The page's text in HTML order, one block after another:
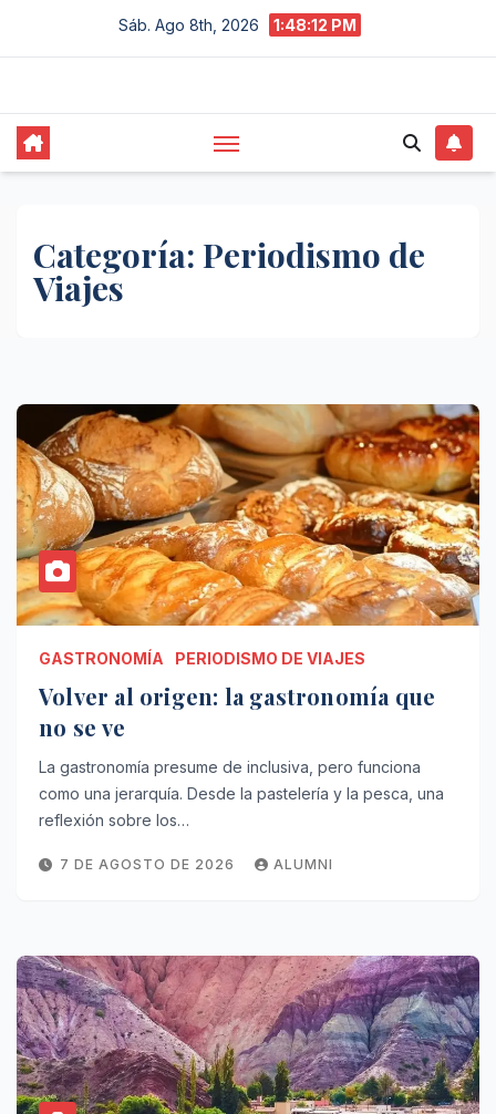
Sáb. Ago 8th, 2026 1:48:13 PM
Categoría: Periodismo de
Viajes
GASTRONOMÍA PERIODISMO DE VIAJES
Volver al origen: la gastronomía que
no se ve
La gastronomía presume de inclusiva, pero funciona
como una jerarquía. Desde la pastelería y la pesca, una
reflexión sobre los…
7 DE AGOSTO DE 2026 ALUMNI